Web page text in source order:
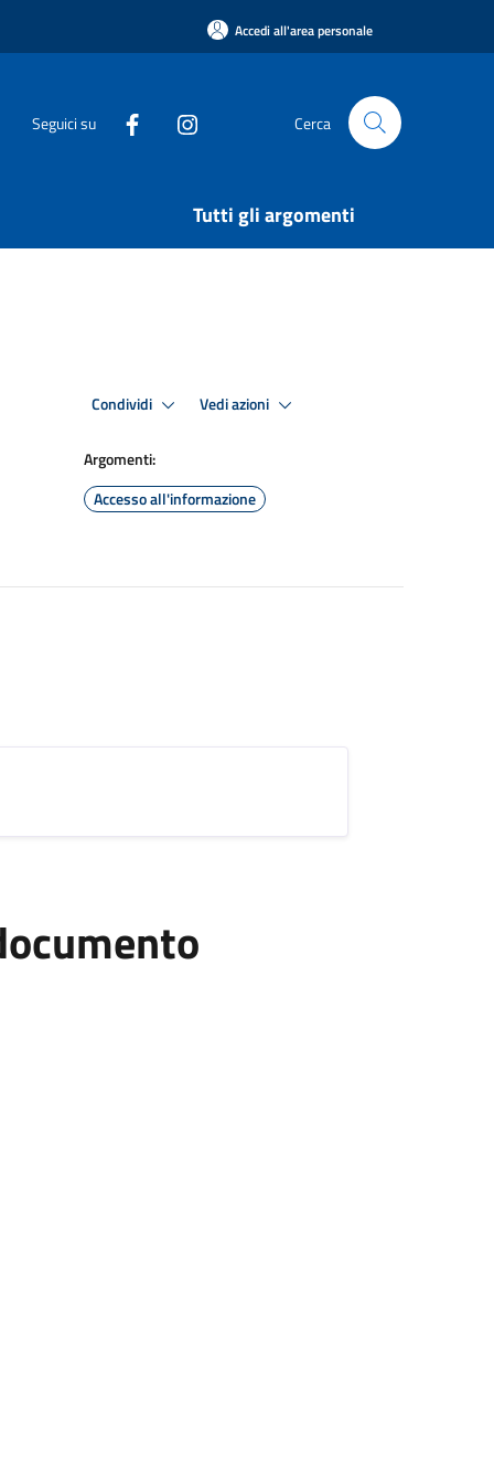
Accedi all'area personale
Seguici su Cerca
Tutti gli argomenti
Condividi Vedi azioni
Argomenti:
Accesso all'informazione